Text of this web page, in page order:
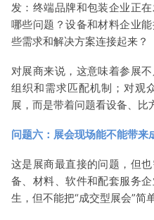
发：终端品牌和包装企业正
哪些问题？设备和材料企业
些需求和解决方案连接起来？
对展商来说，这意味着参展
组织和需求匹配机制；对观
展，而是带着问题看设备、比
问题六：展会现场能不能带来
这是展商最直接的问题，但
备、材料、软件和配套服务
生，但不能把“成交型展会”简